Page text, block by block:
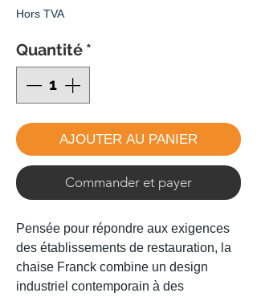
Hors TVA
Quantité *
AJOUTER AU PANIER
Commander et payer
Pensée pour répondre aux exigences
des établissements de restauration, la
chaise Franck combine un design
industriel contemporain à des